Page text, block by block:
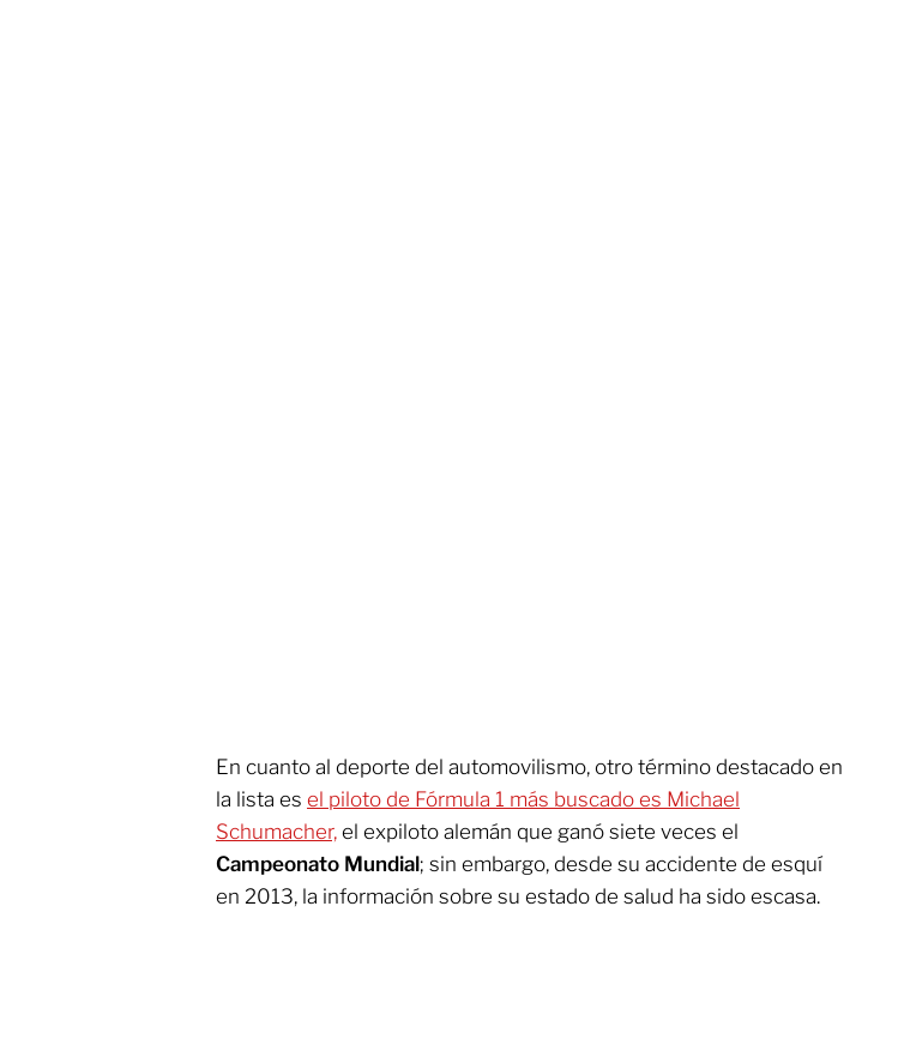
En cuanto al deporte del automovilismo, otro término destacado en
la lista es el piloto de Fórmula 1 más buscado es Michael
Schumacher, el expiloto alemán que ganó siete veces el
Campeonato Mundial; sin embargo, desde su accidente de esquí
en 2013, la información sobre su estado de salud ha sido escasa.